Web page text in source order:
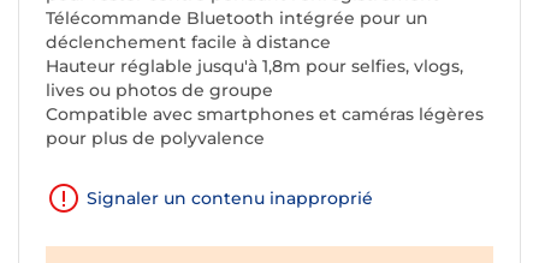
Télécommande Bluetooth intégrée pour un
déclenchement facile à distance
Hauteur réglable jusqu'à 1,8m pour selfies, vlogs,
lives ou photos de groupe
Compatible avec smartphones et caméras légères
pour plus de polyvalence
Signaler un contenu inapproprié